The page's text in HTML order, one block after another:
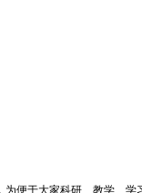
便于大家科研、教学、